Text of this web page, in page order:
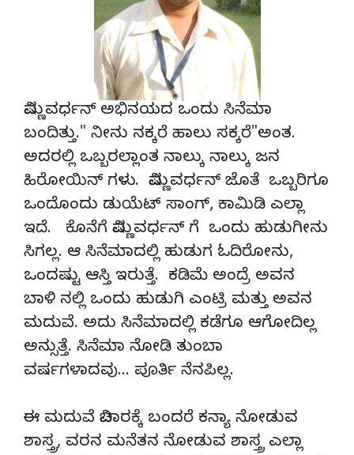
ವಿಷ್ಣುವರ್ಧನ್ ಅಭಿನಯದ ಒಂದು ಸಿನೆಮಾ
ಬಂದಿತ್ತು." ನೀನು ನಕ್ಕರೆ ಹಾಲು ಸಕ್ಕರೆ"ಅಂತ.
ಅದರಲ್ಲಿ ಒಬ್ಬರಲ್ಲಾಂತ ನಾಲ್ಕು ನಾಲ್ಕು ಜನ
ಹಿರೋಯಿನ್ ಗಳು. ವಿಷ್ಣುವರ್ಧನ್ ಜೊತೆ ಒಬ್ಬರಿಗೂ
ಒಂದೊಂದು ಡುಯೆಟ್ ಸಾಂಗ್, ಕಾಮಿಡಿ ಎಲ್ಲಾ
ಇದೆ. ಕೊನೆಗೆ ವಿಷ್ಣುವರ್ಧನ್ ಗೆ ಒಂದು ಹುಡುಗೀನು
ಸಿಗಲ್ಲ. ಆ ಸಿನೆಮಾದಲ್ಲಿ ಹುಡುಗ ಓದಿರೋನು,
ಒಂದಷ್ಟು ಆಸ್ತಿ ಇರುತ್ತೆ. ಕಡಿಮೆ ಅಂದ್ರೆ ಅವನ
ಬಾಳಿ ನಲ್ಲಿ ಒಂದು ಹುಡುಗಿ ಎಂಟ್ರಿ ಮತ್ತು ಅವನ
ಮದುವೆ. ಅದು ಸಿನೆಮಾದಲ್ಲಿ ಕಡೆಗೂ ಆಗೋದಿಲ್ಲ
ಅನ್ಸುತ್ತೆ. ಸಿನೆಮಾ ನೋಡಿ ತುಂಬಾ
ವರ್ಷಗಳಾದವು… ಪೂರ್ತಿ ನೆನಪಿಲ್ಲ.
ಈ ಮದುವೆ ವಿಚಾರಕ್ಕೆ ಬಂದರೆ ಕನ್ಯಾ ನೋಡುವ
ಶಾಸ್ತ್ರ, ವರನ ಮನೆತನ ನೋಡುವ ಶಾಸ್ತ್ರ ಎಲ್ಲಾ